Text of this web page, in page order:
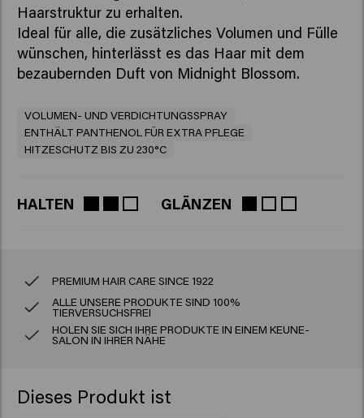
Haarstruktur zu erhalten.
Ideal für alle, die zusätzliches Volumen und Fülle
wünschen, hinterlässt es das Haar mit dem
bezaubernden Duft von Midnight Blossom.
VOLUMEN- UND VERDICHTUNGSSPRAY
ENTHÄLT PANTHENOL FÜR EXTRA PFLEGE
HITZESCHUTZ BIS ZU 230°C
HALTEN GLÄNZEN
PREMIUM HAIR CARE SINCE 1922
ALLE UNSERE PRODUKTE SIND 100%
TIERVERSUCHSFREI
HOLEN SIE SICH IHRE PRODUKTE IN EINEM KEUNE-
SALON IN IHRER NÄHE
Dieses Produkt ist